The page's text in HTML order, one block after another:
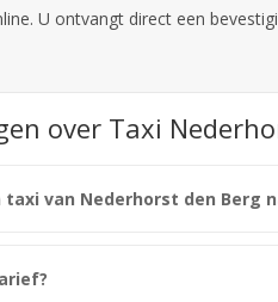
U ontvangt direct een
over Taxi
van Nederhorst den Berg